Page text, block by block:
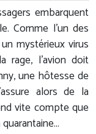
embarquent
Comme l’un des
mystérieux virus
rage, l'avion doit
une hôtesse de
alors de la
vite compte que